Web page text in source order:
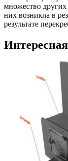
множество других
них возникла в
результате